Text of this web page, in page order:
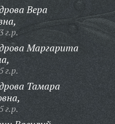
Вера
г.р.
Маргарита
г.р.
Тамара
г.р.